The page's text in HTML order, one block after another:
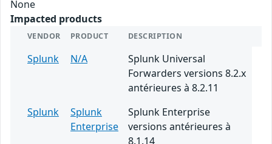
None
Impacted products
VENDOR PRODUCT DESCRIPTION
Splunk N/A
Splunk Universal
Forwarders versions 8.2.x
antérieures à 8.2.11
Splunk
Splunk
Enterprise
Splunk Enterprise
versions antérieures à
8.1.14